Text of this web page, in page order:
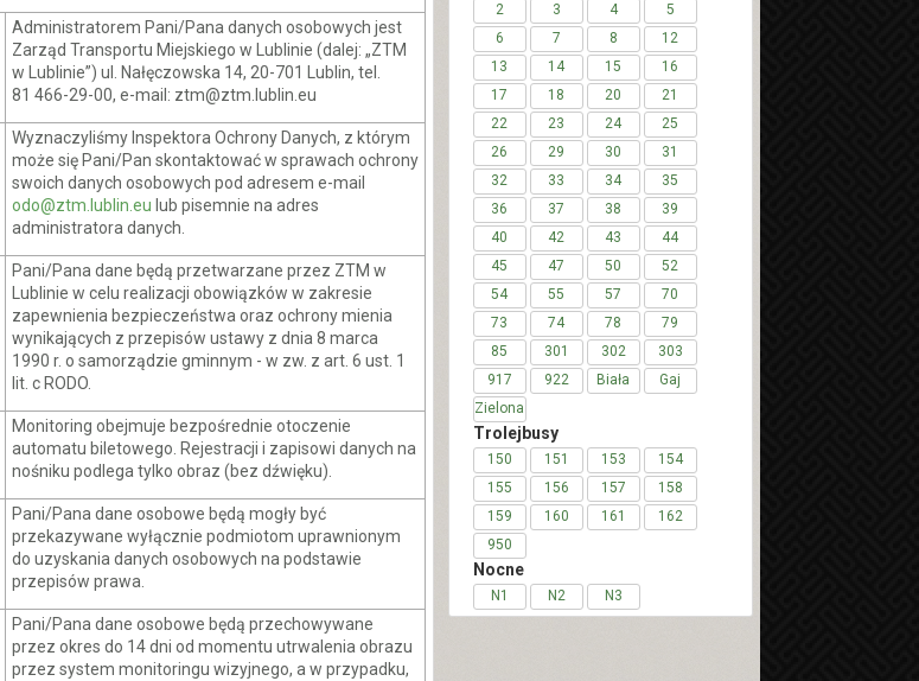
Administratorem Pani/Pana danych osobowych jest
Zarząd Transportu Miejskiego w Lublinie (dalej: „ZTM
w Lublinie”) ul. Nałęczowska 14, 20-701 Lublin, tel.
81 466-29-00, e-mail: ztm@ztm.lublin.eu
Wyznaczyliśmy Inspektora Ochrony Danych, z którym
może się Pani/Pan skontaktować w sprawach ochrony
swoich danych osobowych pod adresem e-mail
odo@ztm.lublin.eu lub pisemnie na adres
administratora danych.
Pani/Pana dane będą przetwarzane przez ZTM w
Lublinie w celu realizacji obowiązków w zakresie
zapewnienia bezpieczeństwa oraz ochrony mienia
wynikających z przepisów ustawy z dnia 8 marca
1990 r. o samorządzie gminnym - w zw. z art. 6 ust. 1
lit. c RODO.
Monitoring obejmuje bezpośrednie otoczenie
automatu biletowego. Rejestracji i zapisowi danych na
nośniku podlega tylko obraz (bez dźwięku).
Pani/Pana dane osobowe będą mogły być
przekazywane wyłącznie podmiotom uprawnionym
do uzyskania danych osobowych na podstawie
przepisów prawa.
Pani/Pana dane osobowe będą przechowywane
przez okres do 14 dni od momentu utrwalenia obrazu
przez system monitoringu wizyjnego, a w przypadku,
2 3 4
5
6
7 8
12
13
14 15
16
17
18 20
21
22
23 24
25
26
29 30
31
32
33 34
35
36
37 38
39
40
42 43
44
45
47 50
52
54
55 57
70
73
74 78
79
85
301 302
303
917
922 Biała
Gaj
Zielona
Trolejbusy
150 151 153
154
155
156 157
158
159
160 161
162
950
Nocne
N1 N2 N3